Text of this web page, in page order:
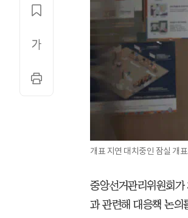
개표 지연 대치중인 잠실 개
중앙선거관리위원회
과 관련해 대응책 논의